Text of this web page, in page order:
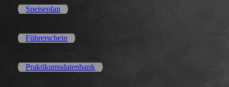
Speiseplan
Führerschein
Praktikumsdatenbank